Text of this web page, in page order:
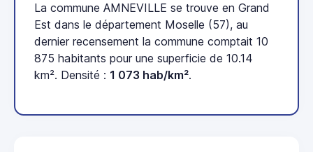
La commune AMNEVILLE se trouve en Grand
Est dans le département Moselle (57), au
dernier recensement la commune comptait 10
875 habitants pour une superficie de 10.14
km². Densité : 1 073 hab/km².